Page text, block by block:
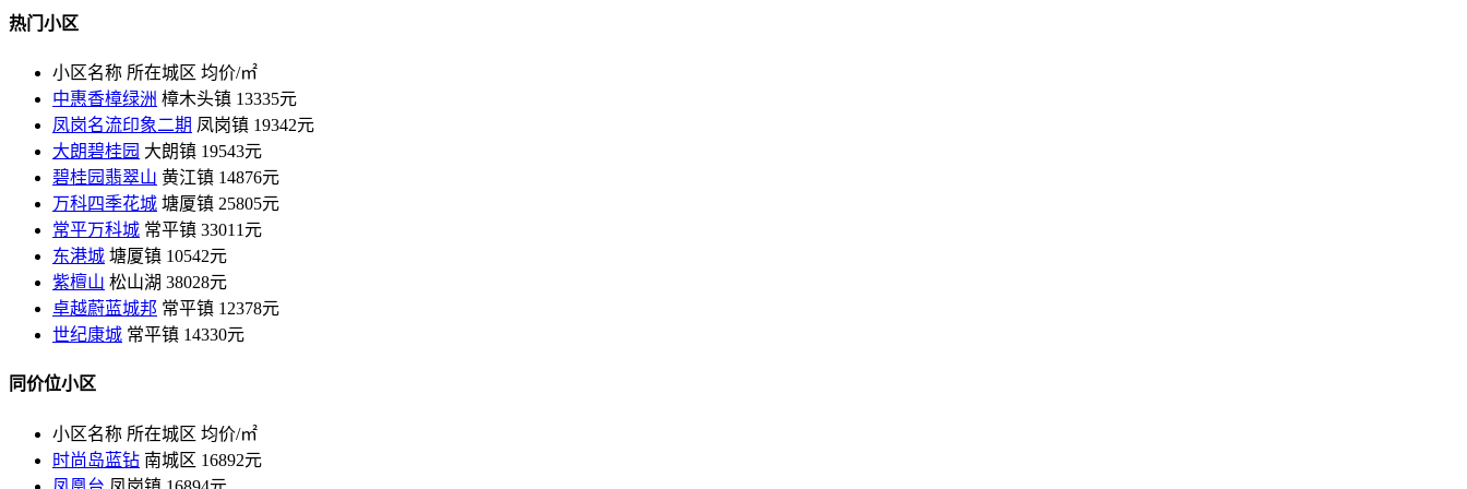
热门小区
小区名称 所在城区 均价/㎡
中惠香樟绿洲 樟木头镇 13335元
凤岗名流印象二期 凤岗镇 19342元
大朗碧桂园 大朗镇 19543元
碧桂园翡翠山 黄江镇 14876元
万科四季花城 塘厦镇 25805元
常平万科城 常平镇 33011元
东港城 塘厦镇 10542元
紫檀山 松山湖 38028元
卓越蔚蓝城邦 常平镇 12378元
世纪康城 常平镇 14330元
同价位小区
小区名称 所在城区 均价/㎡
时尚岛蓝钻 南城区 16892元